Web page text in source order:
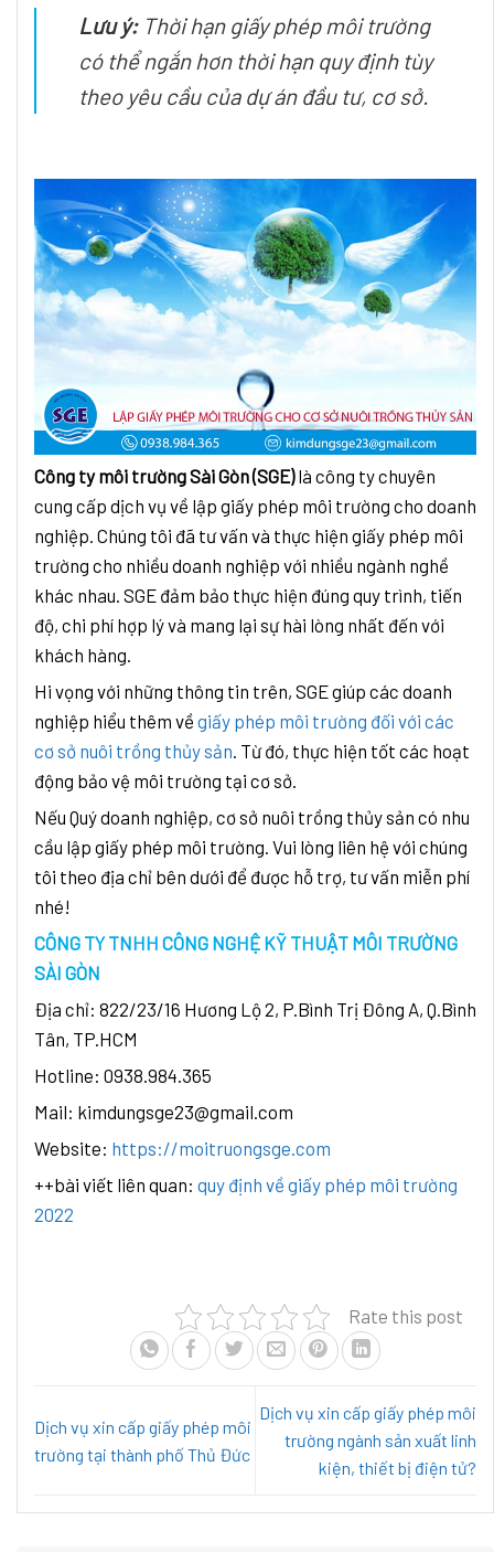
Lưu ý: Thời hạn giấy phép môi trường
có thể ngắn hơn thời hạn quy định tùy
theo yêu cầu của dự án đầu tư, cơ sở.
Công ty môi trường Sài Gòn (SGE)là công ty chuyên
cung cấp dịch vụ về lập giấy phép môi trường cho doanh
nghiệp. Chúng tôi đã tư vấn và thực hiện giấy phép môi
trường cho nhiều doanh nghiệp với nhiều ngành nghề
khác nhau. SGE đảm bảo thực hiện đúng quy trình, tiến
độ, chi phí hợp lý và mang lại sự hài lòng nhất đến với
khách hàng.
Hi vọng với những thông tin trên, SGE giúp các doanh
nghiệp hiểu thêm về giấy phép môi trường đối với các
cơ sở nuôi trồng thủy sản. Từ đó, thực hiện tốt các hoạt
động bảo vệ môi trường tại cơ sở.
Nếu Quý doanh nghiệp, cơ sở nuôi trồng thủy sản có nhu
cầu lập giấy phép môi trường. Vui lòng liên hệ với chúng
tôi theo địa chỉ bên dưới để được hỗ trợ, tư vấn miễn phí
nhé!
CÔNG TY TNHH CÔNG NGHỆ KỸ THUẬT MÔI TRƯỜNG
SÀI GÒN
Địa chỉ: 822/23/16 Hương Lộ 2, P.Bình Trị Đông A, Q.Bình
Tân, TP.HCM
Hotline: 0938.984.365
Mail: kimdungsge23@gmail.com
Website: https://moitruongsge.com
++bài viết liên quan: quy định về giấy phép môi trường
2022
Rate this post
Dịch vụ xin cấp giấy phép môi
trường tại thành phố Thủ Đức
Dịch vụ xin cấp giấy phép môi
trường ngành sản xuất linh
kiện, thiết bị điện tử?